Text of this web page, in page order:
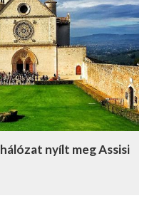
nyílt meg Assisi